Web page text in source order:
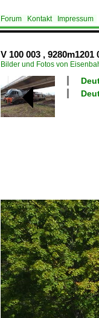
Forum Kontakt Impressum
V 100 003 ,
Bilder und Fotos von